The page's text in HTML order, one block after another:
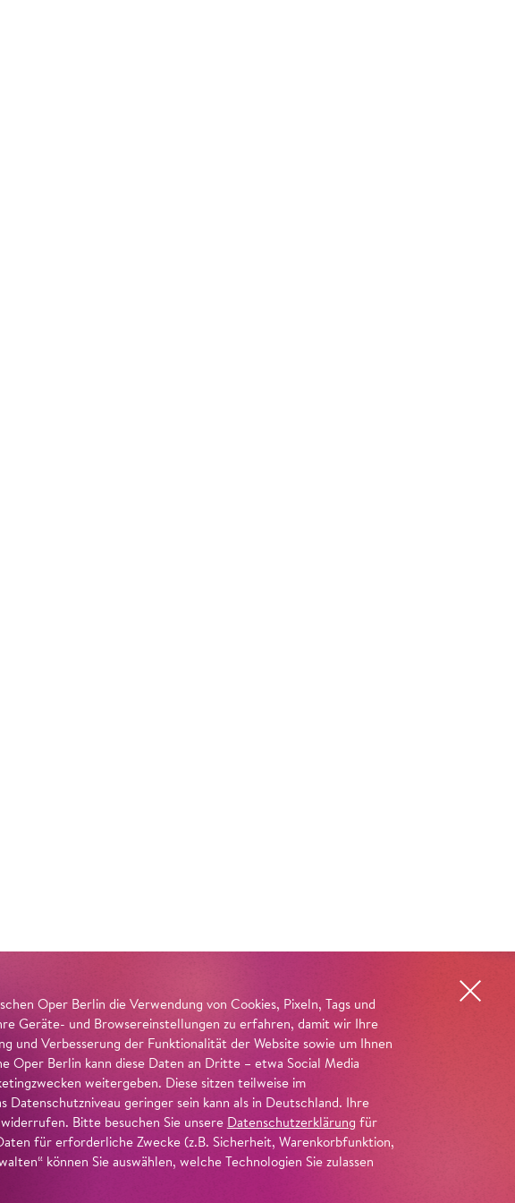
Oper Berlin die Verwendung von Cookies, Pixeln, Tags und
Geräte- und Browsereinstellungen zu erfahren, damit wir Ihre
und Verbesserung der Funktionalität der Website sowie um Ihnen
Oper Berlin kann diese Daten an Dritte – etwa Social Media
weitergeben. Diese sitzen teilweise im
Datenschutzniveau geringer sein kann als in Deutschland. Ihre
Bitte besuchen Sie unsere Datenschutzerklärung für
für erforderliche Zwecke (z.B. Sicherheit, Warenkorbfunktion,
können Sie auswählen, welche Technologien Sie zulassen